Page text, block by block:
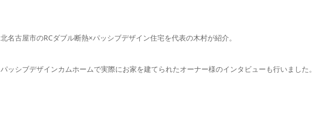
北名古屋市のRCダブル断熱×パッシブデザイン住宅を代表の木村が紹介。
パッシブデザインカムホームで実際にお家を建てられたオーナー様のインタビューも行いました。